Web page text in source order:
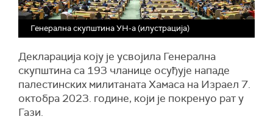
Генерална скупштина УН-а (илустрација)
Декларација коју је усвојила Генерална
скупштина са 193 чланице осуђује нападе
палестинских милитаната Хамаса на Израел 7.
октобра 2023. године, који је покренуо рат у
Гази.